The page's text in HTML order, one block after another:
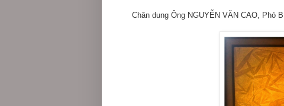
Chân dung Ông NGUYỄN VĂN CAO, Phó